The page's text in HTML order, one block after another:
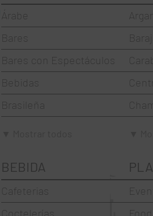
Árabe
Bares
Bares con Espectáculos
Bebidas
Brasileña
Cervecerías
Chinos
BEBIDA
Cafeterias
Coctelerías